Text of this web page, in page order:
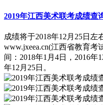
2019年江西美术联考成绩查
成绩将于2018年12月25日左
www.jxeea.cn(江西省教育
间：2018年1月4日，2016年
年12月25日。